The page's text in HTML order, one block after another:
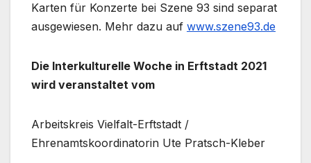
Karten für Konzerte bei Szene 93 sind separat
ausgewiesen. Mehr dazu auf www.szene93.de
Die Interkulturelle Woche in Erftstadt 2021
wird veranstaltet vom
Arbeitskreis Vielfalt-Erftstadt /
Ehrenamtskoordinatorin Ute Pratsch-Kleber